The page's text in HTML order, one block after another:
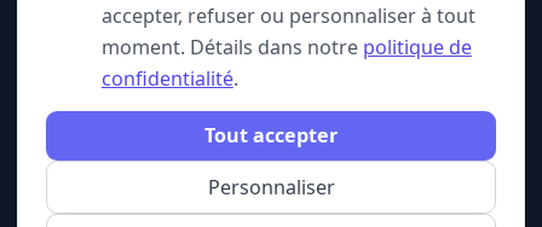
SUIVEZ-NOUS
© 2026 WASPP. Tous droits réservés.
accepter, refuser ou personnaliser à tout
moment. Détails dans notre politique de
confidentialité.
Personnaliser
Tout accepter